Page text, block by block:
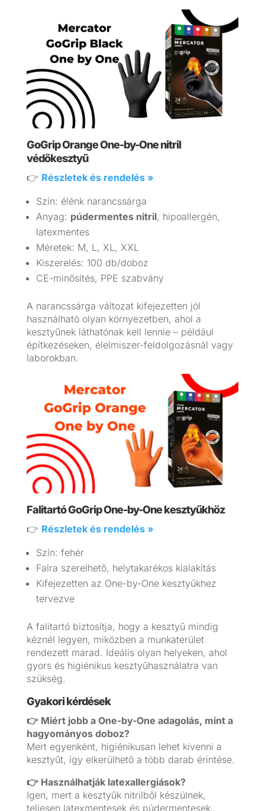
GoGrip Orange One-by-One nitril
védőkesztyű
👉 Részletek és rendelés »
Szín: élénk narancssárga
Anyag: púdermentes nitril, hipoallergén,
latexmentes
Méretek: M, L, XL, XXL
Kiszerelés: 100 db/doboz
CE-minősítés, PPE szabvány
A narancssárga változat kifejezetten jól
használható olyan környezetben, ahol a
kesztyűnek láthatónak kell lennie – például
építkezéseken, élelmiszer-feldolgozásnál vagy
laborokban.
Falitartó GoGrip One-by-One kesztyűkhöz
👉 Részletek és rendelés »
Szín: fehér
Falra szerelhető, helytakarékos kialakítás
Kifejezetten az One-by-One kesztyűkhez
tervezve
A falitartó biztosítja, hogy a kesztyű mindig
kéznél legyen, miközben a munkaterület
rendezett marad. Ideális olyan helyeken, ahol
gyors és higiénikus kesztyűhasználatra van
szükség.
Gyakori kérdések
👉 Miért jobb a One-by-One adagolás, mint a
hagyományos doboz?
Mert egyenként, higiénikusan lehet kivenni a
kesztyűt, így elkerülhető a több darab érintése.
👉 Használhatják latexallergiások?
Igen, mert a kesztyűk nitrilből készülnek,
teljesen latexmentesek és púdermentesek.